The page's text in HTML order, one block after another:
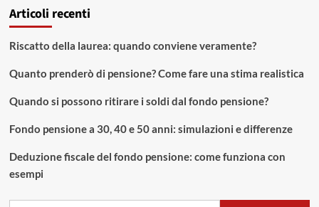
Articoli recenti
Riscatto della laurea: quando conviene veramente?
Quanto prenderò di pensione? Come fare una stima realistica
Quando si possono ritirare i soldi dal fondo pensione?
Fondo pensione a 30, 40 e 50 anni: simulazioni e differenze
Deduzione fiscale del fondo pensione: come funziona con
esempi